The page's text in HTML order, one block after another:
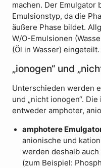
machen. Der Emulgator
Emulsionstyp, da die
äußere Phase bildet.
W/O-Emulsionen
(Öl in Wasser) eingeteilt.
„ionogen“ und
Unterschieden werden
und „nicht ionogen“.
entweder amphoter,
amphotere
anionische und
werden deshalb
(zum Beispiel: